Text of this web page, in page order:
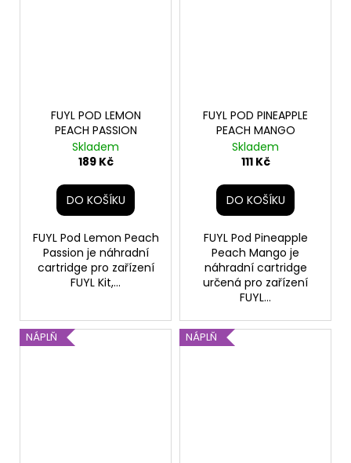
FUYL POD LEMON
PEACH PASSION
Skladem
189 Kč
DO KOŠÍKU
FUYL Pod Lemon Peach
Passion je náhradní
cartridge pro zařízení
FUYL Kit,...
FUYL POD PINEAPPLE
PEACH MANGO
Skladem
111 Kč
DO KOŠÍKU
FUYL Pod Pineapple
Peach Mango je
náhradní cartridge
určená pro zařízení
FUYL...
NÁPLŇ NÁPLŇ